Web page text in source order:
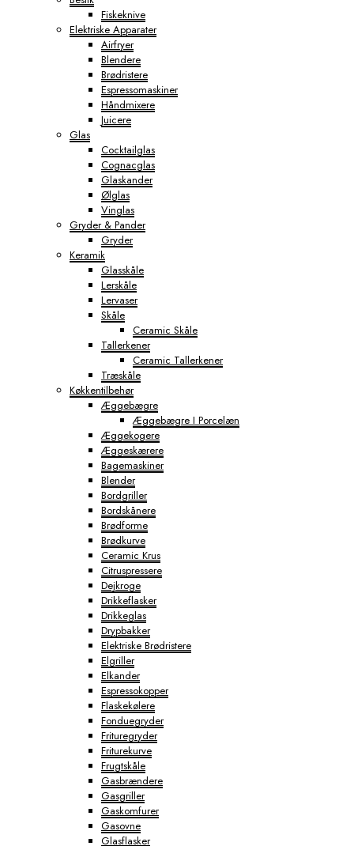
Fiskeknive
Elektriske Apparater
Airfryer
Blendere
Brødristere
Espressomaskiner
Håndmixere
Juicere
Glas
Cocktailglas
Cognacglas
Glaskander
Ølglas
Vinglas
Gryder & Pander
Gryder
Keramik
Glasskåle
Lerskåle
Lervaser
Skåle
Ceramic Skåle
Tallerkener
Ceramic Tallerkener
Træskåle
Køkkentilbehør
Æggebægre
Æggebægre I Porcelæn
Æggekogere
Æggeskærere
Bagemaskiner
Blender
Bordgriller
Bordskånere
Brødforme
Brødkurve
Ceramic Krus
Citruspressere
Dejkroge
Drikkeflasker
Drikkeglas
Drypbakker
Elektriske Brødristere
Elgriller
Elkander
Espressokopper
Flaskekølere
Fonduegryder
Frituregryder
Friturekurve
Frugtskåle
Gasbrændere
Gasgriller
Gaskomfurer
Gasovne
Glasflasker